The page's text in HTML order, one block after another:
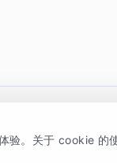
。关于 cookie 的